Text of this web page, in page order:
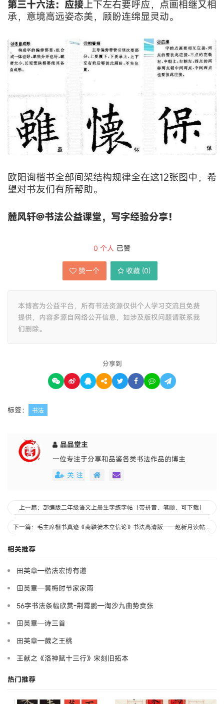
第三十六法：应接上下左右要呼应，点画相继又相
承，意境高远姿态美，顾盼连绵显灵动。
欧阳询楷书全部间架结构规律全在这12张图中，希
望对书友们有所帮助。
麓风轩@书法公益课堂，写字经验分享！
0 个人 已赞
赞一个 收藏 (0)
本博客为公益平台，所有书法资源仅供个人学习交流且免费
提供，内容多源自网络公开信息，如涉及版权问题请联系我
们删除。
分享到
标签： 书法
品品堂主
一位专注于分享和品鉴各类书法作品的博主
关 注
上一篇：部编版二年级语文上册生字练字帖（带拼音、笔顺、可下载）
下一篇：毛主席楷书真迹《商鞅徙木立信论》书法高清版——赵新月读帖手记
相关推荐
田英章—楷法宏博有道
田英章—黄梅时节家家雨
56字书法条幅欣赏-荆霄鹏—淘沙九曲势贲张
田英章—诗三首
田英章—葳之王桃
王献之《洛神赋十三行》宋刻旧拓本
热门推荐